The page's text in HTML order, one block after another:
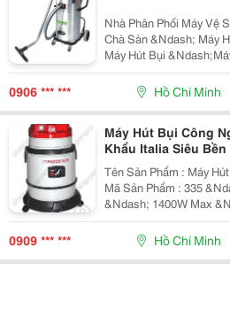
Nhà Phân Phối Máy Vệ
Chà Sàn &Ndash; Máy
Máy Hút Bụi
Đánh Sàn &Ndash; Máy
Sàn &Ndash; Phụ Kiện
0906 *** *** Hồ Chí Minh
Máy Hút Bụi Công
Khẩu Italia Siêu Bền
Tên Sản Phẩm : Máy
Mã Sản Phẩm : 335 &Ndash; Công Suất : 1200W
&Ndash; 1400W Max
Lít/Phút &Ndash; Điện
Tích Thùng Chứa : 35
0909 *** *** Hồ Chí Minh